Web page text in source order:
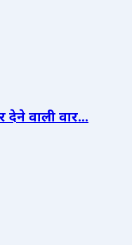
वाली वार...